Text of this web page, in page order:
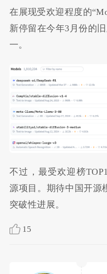
在展现受欢迎程度的
新停留在今年3月份的
一。
不过，最受欢迎榜
源项目。期待中国开源
突破性进展。
15